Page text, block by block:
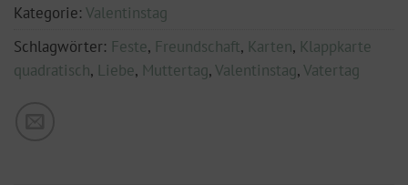
Kategorie: Valentinstag
Schlagwörter: Feste, Freundschaft, Karten, Klappkarte
quadratisch, Liebe, Muttertag,Valentinstag,Vatertag